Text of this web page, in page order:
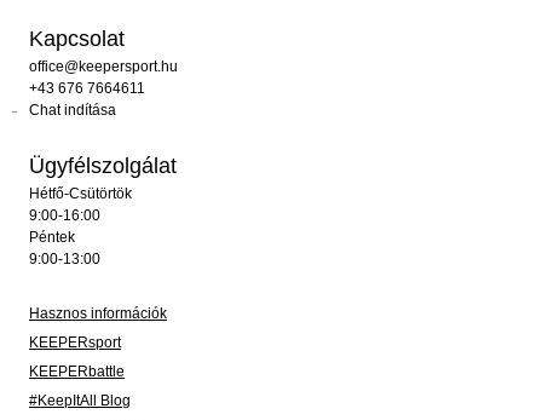
Kapcsolat
office@keepersport.hu
+43 676 7664611
Chat indítása
Ügyfélszolgálat
Hétfő-Csütörtök
9:00-16:00
Péntek
9:00-13:00
Hasznos információk
KEEPERsport
KEEPERbattle
#KeepItAll Blog